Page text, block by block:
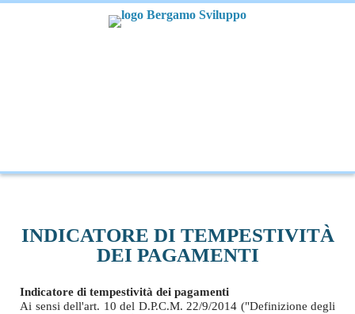
INDICATORE DI TEMPESTIVITÀ
DEI PAGAMENTI
Indicatore di tempestività dei pagamenti
Ai sensi dell'art. 10 del D.P.C.M. 22/9/2014 ("Definizione degli